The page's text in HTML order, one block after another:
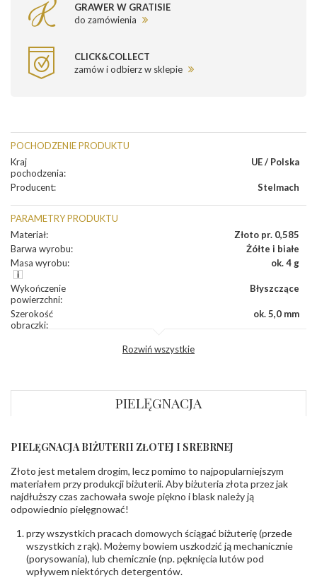
GRAWER W GRATISIE
do zamówienia
CLICK&COLLECT
zamów i odbierz w sklepie
POCHODZENIE PRODUKTU
Kraj
pochodzenia:
UE / Polska
Producent: Stelmach
PARAMETRY PRODUKTU
Materiał:
Złoto pr. 0,585
Barwa wyrobu:
Żółte i białe
Masa wyrobu: ok. 4 g
Wykończenie
powierzchni:
Błyszczące
Szerokość
obrączki:
ok. 5,0 mm
INNE PARAMETRY
Producent
odpowiedzialny:
PZ Stelmach Sp. z o.o. ul. Północna 22 45-805
Opole; NIP 7542889545; Tel. +48 77 54 90 100;
biuro@stelmach.pl
Bezpieczeństwo
ostrzeżenia:
Nie nadaje się dla dzieci w wieku poniżej 3 lat
zawierają nikiel
Rozwiń wszystkie
PIELĘGNACJA
PIELĘGNACJA BIŻUTERII ZŁOTEJ I SREBRNEJ
Złoto jest metalem drogim, lecz pomimo to najpopularniejszym
materiałem przy produkcji biżuterii. Aby biżuteria złota przez jak
najdłuższy czas zachowała swoje piękno i blask należy ją
odpowiednio pielęgnować!
przy wszystkich pracach domowych ściągać biżuterię (przede
wszystkich z rąk). Możemy bowiem uszkodzić ją mechanicznie
(porysowania), lub chemicznie (np. pęknięcia lutów pod
wpływem niektórych detergentów.